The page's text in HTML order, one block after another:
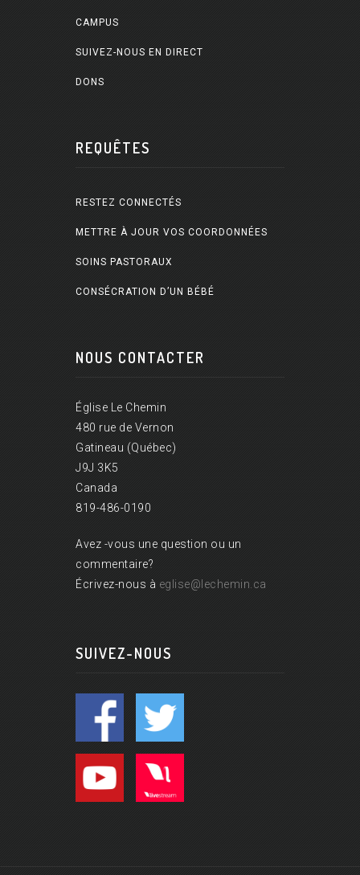
CAMPUS
SUIVEZ-NOUS EN DIRECT
DONS
REQUÊTES
RESTEZ CONNECTÉS
METTRE À JOUR VOS COORDONNÉES
SOINS PASTORAUX
CONSÉCRATION D’UN BÉBÉ
NOUS CONTACTER
Église Le Chemin
480 rue de Vernon
Gatineau (Québec)
J9J 3K5
Canada
819-486-0190
Avez -vous une question ou un
commentaire?
Écrivez-nous à eglise@lechemin.ca
SUIVEZ-NOUS